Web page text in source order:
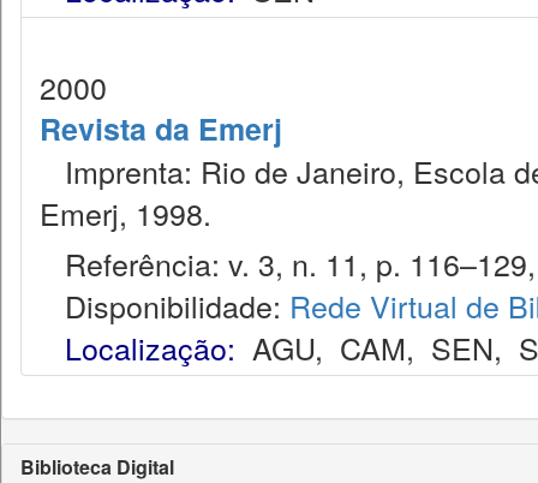
2000
Revista da Emerj
Imprenta: Rio de Janeiro, Escola
Emerj, 1998.
Referência: v. 3, n. 11, p.
Disponibilidade: Rede Virtual de
Localização: AGU, CAM, SEN,
Biblioteca Digital